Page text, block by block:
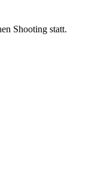
Shooting statt.